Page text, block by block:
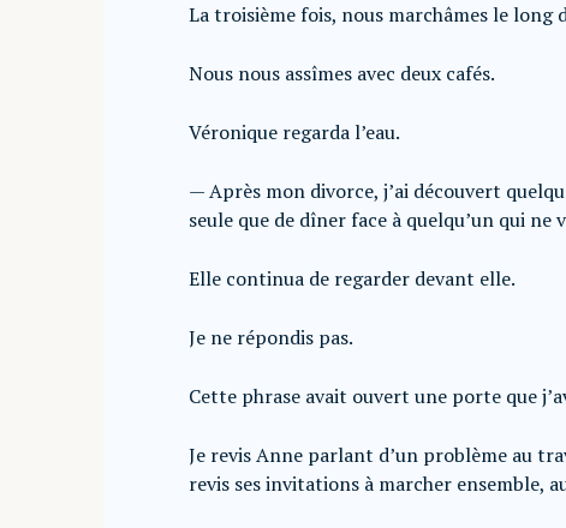
La troisième fois, nous marchâmes le long
Nous nous assîmes avec deux cafés.
Véronique regarda l’eau.
— Après mon divorce, j’ai découvert
seule que de dîner face à quelqu’un qui ne
Elle continua de regarder devant elle.
Je ne répondis pas.
Cette phrase avait ouvert une porte que
Je revis Anne parlant d’un problème au
revis ses invitations à marcher ensemble,